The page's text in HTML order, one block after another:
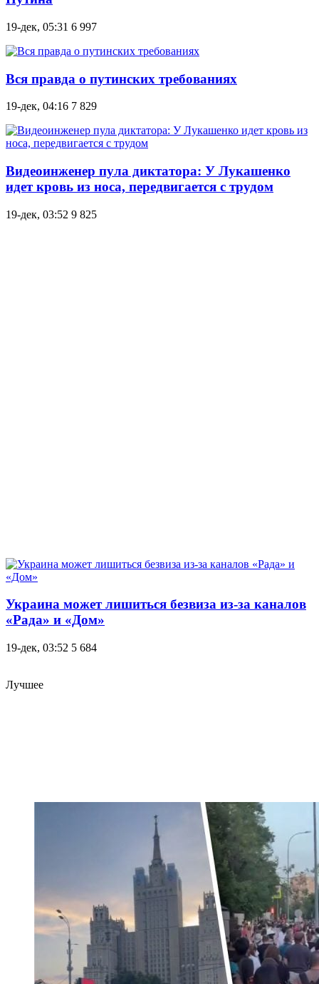
19-дек, 05:31 6 997
Вся правда о путинских требованиях
19-дек, 04:16 7 829
Видеоинженер пула диктатора: У Лукашенко
идет кровь из носа, передвигается с трудом
19-дек, 03:52 9 825
Украина может лишиться безвиза из-за каналов
«Рада» и «Дом»
19-дек, 03:52 5 684
Лучшее